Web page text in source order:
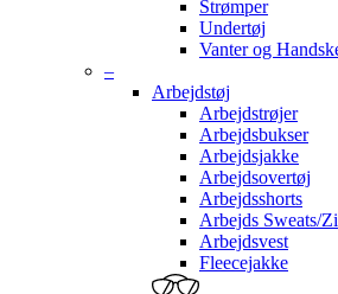
Strømper
Undertøj
Vanter og
–
Arbejdstøj
Arbejdstrøjer
Arbejdsbukser
Arbejdsjakke
Arbejdsovertøj
Arbejdsshorts
Arbejds Sweats/
Arbejdsvest
Fleecejakke